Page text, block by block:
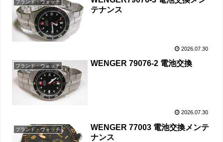
ブランド・ウォッチ
テナンス
2026.07.30
ブランド・ウォッチ WENGER 79076-2 電池交換
2026.07.30
ブランド・ウォッチ
WENGER 77003 電池交換メンテ
ナンス